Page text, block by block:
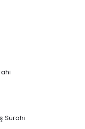
Sürahi